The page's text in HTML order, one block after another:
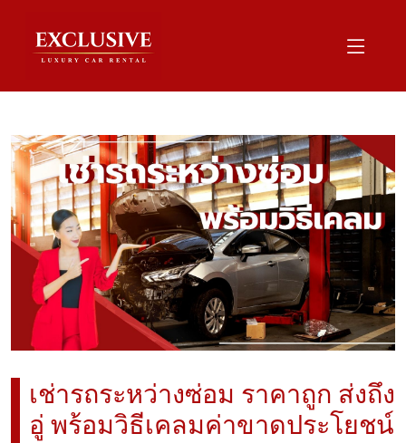
เช่ารถระหว่างซ่อม ราคาถูก ส่งถึง
อู่ พร้อมวิธีเคลมค่าขาดประโยชน์